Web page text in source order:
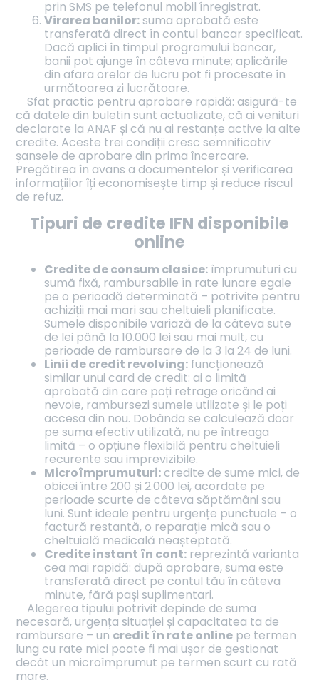
prin SMS pe telefonul mobil înregistrat.
Virarea banilor:suma aprobată este
transferată direct în contul bancar specificat.
Dacă aplici în timpul programului bancar,
banii pot ajunge în câteva minute; aplicările
din afara orelor de lucru pot fi procesate în
următoarea zi lucrătoare.
Sfat practic pentru aprobare rapidă: asigură-te
că datele din buletin sunt actualizate, că ai venituri
declarate la ANAF și că nu ai restanțe active la alte
credite. Aceste trei condiții cresc semnificativ
șansele de aprobare din prima încercare.
Pregătirea în avans a documentelor și verificarea
informațiilor îți economisește timp și reduce riscul
de refuz.
Tipuri de credite IFN disponibile
online
Credite de consum clasice:împrumuturi cu
sumă fixă, rambursabile în rate lunare egale
pe o perioadă determinată – potrivite pentru
achiziții mai mari sau cheltuieli planificate.
Sumele disponibile variază de la câteva sute
de lei până la 10.000 lei sau mai mult, cu
perioade de rambursare de la 3 la 24 de luni.
Linii de credit revolving: funcționează
similar unui card de credit: ai o limită
aprobată din care poți retrage oricând ai
nevoie, rambursezi sumele utilizate și le poți
accesa din nou. Dobânda se calculează doar
pe suma efectiv utilizată, nu pe întreaga
limită – o opțiune flexibilă pentru cheltuieli
recurente sau imprevizibile.
Microîmprumuturi:credite de sume mici, de
obicei între 200 și 2.000 lei, acordate pe
perioade scurte de câteva săptămâni sau
luni. Sunt ideale pentru urgențe punctuale – o
factură restantă, o reparație mică sau o
cheltuială medicală neașteptată.
Credite instant în cont: reprezintă varianta
cea mai rapidă: după aprobare, suma este
transferată direct pe contul tău în câteva
minute, fără pași suplimentari.
Alegerea tipului potrivit depinde de suma
necesară, urgența situației și capacitatea ta de
rambursare – un credit în rate online pe termen
lung cu rate mici poate fi mai ușor de gestionat
decât un microîmprumut pe termen scurt cu rată
mare.